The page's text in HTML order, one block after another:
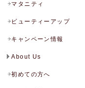
マタニティ
ビューティーアップ
キャンペーン情報
About Us
初めての方へ